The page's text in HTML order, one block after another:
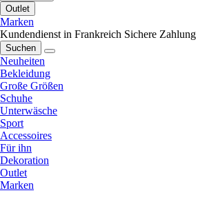
Outlet
Marken
Kundendienst in Frankreich Sichere Zahlung
Suchen
Neuheiten
Bekleidung
Große Größen
Schuhe
Unterwäsche
Sport
Accessoires
Für ihn
Dekoration
Outlet
Marken